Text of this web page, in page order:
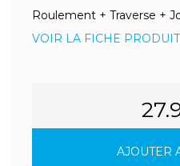
Roulement + Traverse +
VOIR LA FICHE PRODUIT
AJOUTER